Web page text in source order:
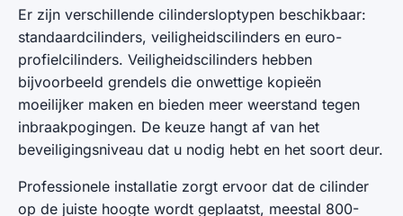
Er zijn verschillende cilindersloptypen beschikbaar:
standaardcilinders, veiligheidscilinders en euro-
profielcilinders. Veiligheidscilinders hebben
bijvoorbeeld grendels die onwettige kopieën
moeilijker maken en bieden meer weerstand tegen
inbraakpogingen. De keuze hangt af van het
beveiligingsniveau dat u nodig hebt en het soort deur.
Professionele installatie zorgt ervoor dat de cilinder
op de juiste hoogte wordt geplaatst, meestal 800-